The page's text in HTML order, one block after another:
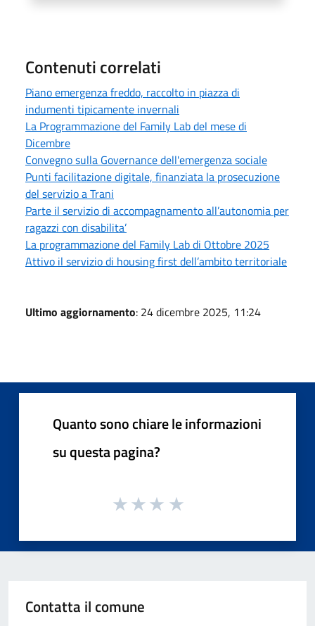
Contenuti correlati
Piano emergenza freddo, raccolto in piazza di
indumenti tipicamente invernali
La Programmazione del Family Lab del mese di
Dicembre
Convegno sulla Governance dell'emergenza sociale
Punti facilitazione digitale, finanziata la prosecuzione
del servizio a Trani
Parte il servizio di accompagnamento all’autonomia per
ragazzi con disabilita’
La programmazione del Family Lab di Ottobre 2025
Attivo il servizio di housing first dell’ambito territoriale
Ultimo aggiornamento: 24 dicembre 2025, 11:24
Quanto sono chiare le informazioni
su questa pagina?
Contatta il comune